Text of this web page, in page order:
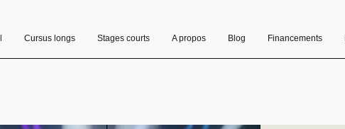
Cursus longs Stages courts A propos Blog Financements